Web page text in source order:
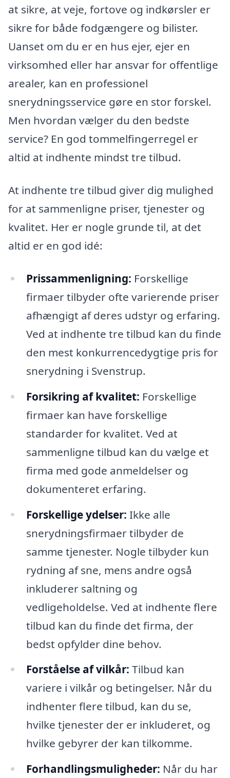
at sikre, at veje, fortove og indkørsler er
sikre for både fodgængere og bilister.
Uanset om du er en hus ejer, ejer en
virksomhed eller har ansvar for offentlige
arealer, kan en professionel
snerydningsservice gøre en stor forskel.
Men hvordan vælger du den bedste
service? En god tommelfingerregel er
altid at indhente mindst tre tilbud.
At indhente tre tilbud giver dig mulighed
for at sammenligne priser, tjenester og
kvalitet. Her er nogle grunde til, at det
altid er en god idé:
Prissammenligning: Forskellige
firmaer tilbyder ofte varierende priser
afhængigt af deres udstyr og erfaring.
Ved at indhente tre tilbud kan du finde
den mest konkurrencedygtige pris for
snerydning i Svenstrup.
Forsikring af kvalitet: Forskellige
firmaer kan have forskellige
standarder for kvalitet. Ved at
sammenligne tilbud kan du vælge et
firma med gode anmeldelser og
dokumenteret erfaring.
Forskellige ydelser: Ikke alle
snerydningsfirmaer tilbyder de
samme tjenester. Nogle tilbyder kun
rydning af sne, mens andre også
inkluderer saltning og
vedligeholdelse. Ved at indhente flere
tilbud kan du finde det firma, der
bedst opfylder dine behov.
Forståelse af vilkår: Tilbud kan
variere i vilkår og betingelser. Når du
indhenter flere tilbud, kan du se,
hvilke tjenester der er inkluderet, og
hvilke gebyrer der kan tilkomme.
Forhandlingsmuligheder: Når du har